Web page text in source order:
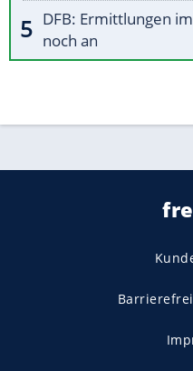
DFB: Ermittlungen
noch an